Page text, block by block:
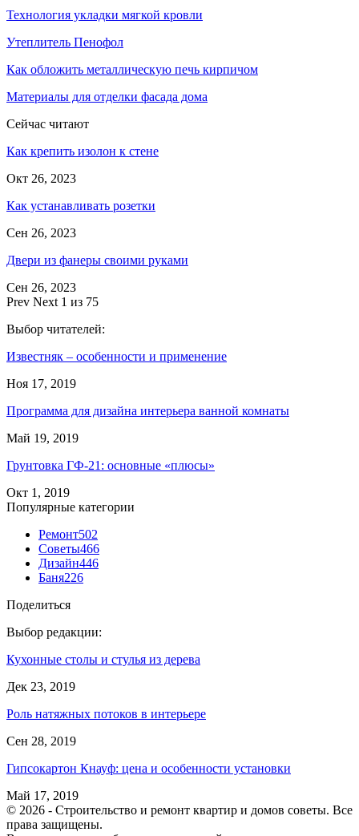
Технология укладки мягкой кровли
Утеплитель Пенофол
Как обложить металлическую печь кирпичом
Материалы для отделки фасада дома
Сейчас читают
Как крепить изолон к стене
Окт 26, 2023
Как устанавливать розетки
Сен 26, 2023
Двери из фанеры своими руками
Сен 26, 2023
Prev Next 1 из 75
Выбор читателей:
Известняк – особенности и применение
Ноя 17, 2019
Программа для дизайна интерьера ванной комнаты
Май 19, 2019
Грунтовка ГФ-21: основные «плюсы»
Окт 1, 2019
Популярные категории
Ремонт502
Советы466
Дизайн446
Баня226
Поделиться
Выбор редакции:
Кухонные столы и стулья из дерева
Дек 23, 2019
Роль натяжных потоков в интерьере
Сен 28, 2019
Гипсокартон Кнауф: цена и особенности установки
Май 17, 2019
© 2026 - Строительство и ремонт квартир и домов советы. Все
права защищены.